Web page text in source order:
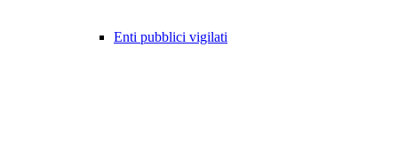
Enti pubblici vigilati